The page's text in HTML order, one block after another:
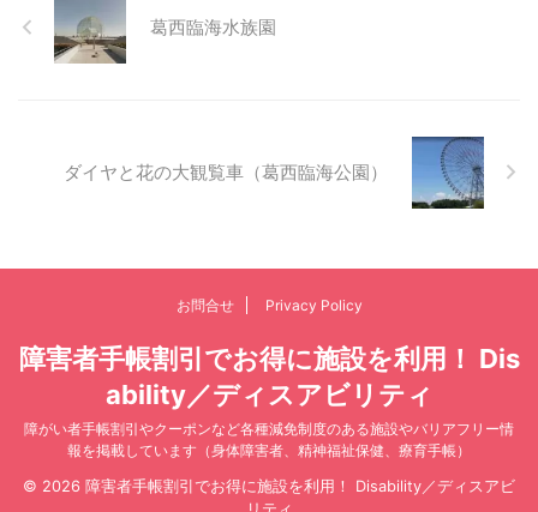
葛西臨海水族園
ダイヤと花の大観覧車（葛西臨海公園）
お問合せ Privacy Policy
障害者手帳割引でお得に施設を利用！ Dis
ability／ディスアビリティ
障がい者手帳割引やクーポンなど各種減免制度のある施設やバリアフリー情
報を掲載しています（身体障害者、精神福祉保健、療育手帳）
© 2026 障害者手帳割引でお得に施設を利用！ Disability／ディスアビ